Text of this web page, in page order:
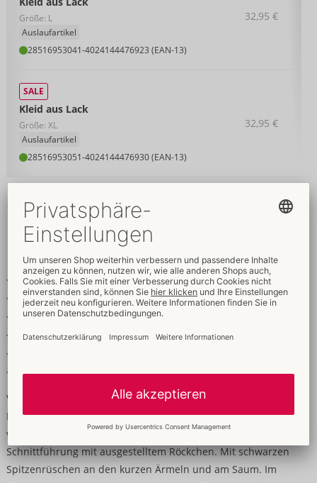
Größe: L
Auslaufartikel
28516953041-4024144476923 (EAN-13)
32,95 €
Kleid aus Lack
Größe: XL
Auslaufartikel
28516953051-4024144476930 (EAN-13)
SALE
32,95 €
Details
Produkttext
Rotes Lack-Minikleid
Tailliert mit ausgestelltem Röckchen
Schwarze Spitzenrüschen an Arm & Saum
Verführerischer Karree-Ausschnitt
Druckknopf- und Reißverschluss hinten
Verführerisches Glanzstück!
Minikleid von Black Level im roten Lackglanz mit
verführerischem Karree-Ausschnitt. In figurnaher taillierter
Schnittführung mit ausgestelltem Röckchen. Mit schwarzen
Spitzenrüschen an den kurzen Ärmeln und am Saum. Im